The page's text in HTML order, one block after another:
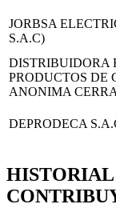
JORBSA
S.A.C)
DISTRIBUIDORA
PRODUCTOS DE
ANONIMA
DEPRODECA